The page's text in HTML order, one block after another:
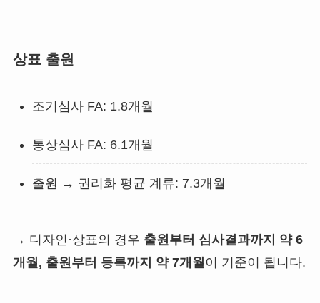
상표 출원
조기심사 FA: 1.8개월
통상심사 FA: 6.1개월
출원 → 권리화 평균 계류: 7.3개월
→ 디자인·상표의 경우 출원부터 심사결과까지 약 6
개월, 출원부터 등록까지 약 7개월이 기준이 됩니다.